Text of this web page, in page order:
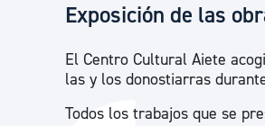
Exposición de las
El Centro Cultural Aiete
las y los donostiarras
Todos los trabajos que se